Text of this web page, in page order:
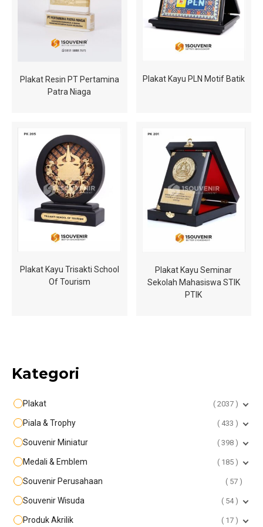
Plakat Resin PT Pertamina
Patra Niaga
Plakat Kayu PLN Motif Batik
Plakat Kayu Trisakti School
Of Tourism
Plakat Kayu Seminar
Sekolah Mahasiswa STIK
PTIK
Kategori
Plakat 2037
Piala & Trophy 433
Souvenir Miniatur 398
Medali & Emblem 185
Souvenir Perusahaan 57
Souvenir Wisuda 54
Produk Akrilik 17